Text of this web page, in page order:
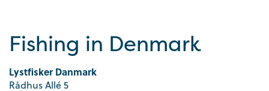
Fishing in Denmark
Lystfisker Danmark
Rådhus Allé 5